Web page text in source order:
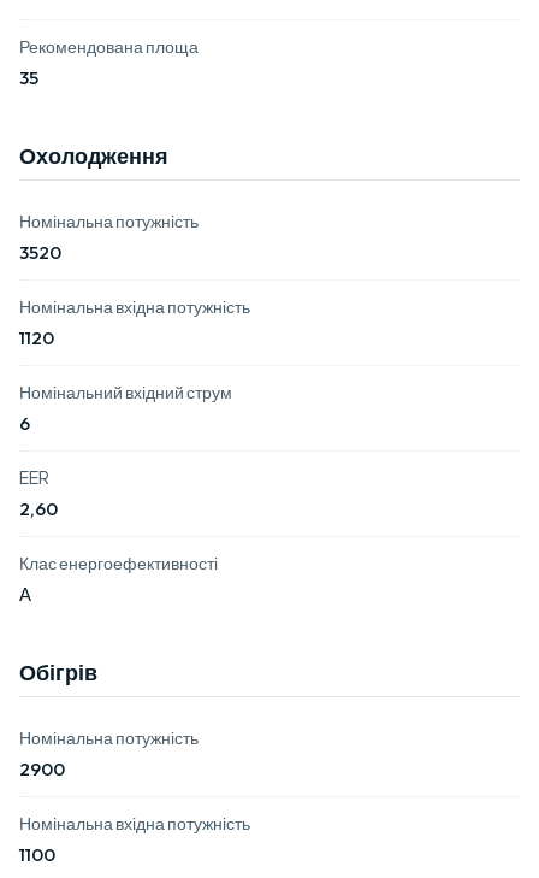
Рекомендована площа
35
Охолодження
Номінальна потужність
3520
Номінальна вхідна потужність
1120
Номінальний вхідний струм
6
EER
2,60
Клас енергоефективності
А
Обігрів
Номінальна потужність
2900
Номінальна вхідна потужність
1100